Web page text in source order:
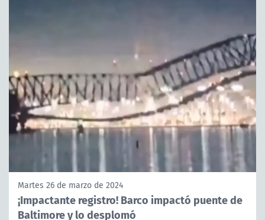
Martes 26 de marzo de 2024
¡Impactante registro! Barco impactó puente de
Baltimore y lo desplomó